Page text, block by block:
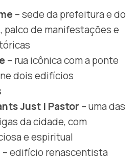
– sede da prefeitura e do
palco de manifestações e
– rua icônica com a ponte
dois edifícios
Just i Pastor – uma das
da cidade, com
e espiritual
– edifício renascentista